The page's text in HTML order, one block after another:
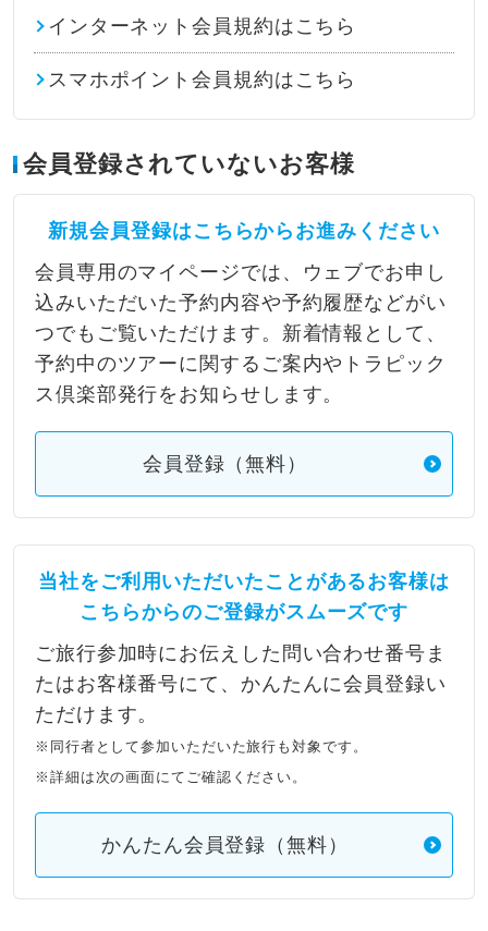
インターネット会員規約はこちら
スマホポイント会員規約はこちら
会員登録されていないお客様
新規会員登録はこちらからお進みください
会員専用のマイページでは、ウェブでお申し
込みいただいた予約内容や予約履歴などがい
つでもご覧いただけます。新着情報として、
予約中のツアーに関するご案内やトラピック
ス倶楽部発行をお知らせします。
会員登録（無料）
当社をご利用いただいたことがあるお客様は
こちらからのご登録がスムーズです
ご旅行参加時にお伝えした問い合わせ番号ま
たはお客様番号にて、かんたんに会員登録い
ただけます。
※同行者として参加いただいた旅行も対象です。
※詳細は次の画面にてご確認ください。
かんたん会員登録（無料）